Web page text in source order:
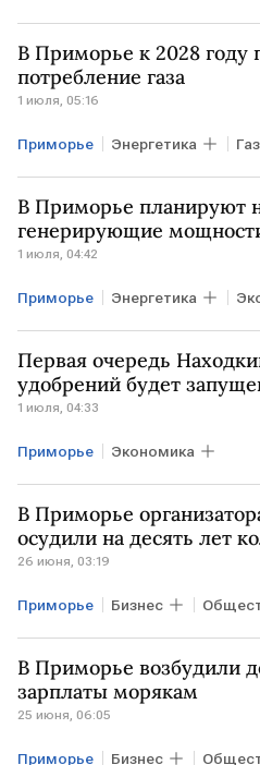
РОССИЯ
В Приморье к 2028 году
потребление газа
1 июля, 05:16
Приморье Энергетика Газ
РОССИЯ Владивосток
В Приморье планируют
генерирующие
1 июля, 04:42
Приморье Энергетика
ПРИМОРСКИЙ КРАЙ
Первая очередь
удобрений будет
1 июля, 04:33
Приморье Экономика
Промышленность
Дальний Восток
Олег Кожемяко
В Приморье
осудили на десять лет
26 июня, 03:19
Приморье Бизнес
Экономика ЯПОНИЯ
В Приморье возбудили
зарплаты морякам
25 июня, 06:05
Приморье Бизнес